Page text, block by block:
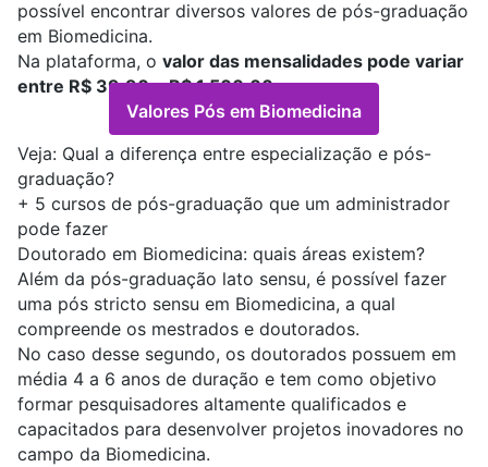
possível encontrar diversos valores de pós-graduação
em Biomedicina.
Na plataforma, o valor das mensalidades pode variar
entre R$ 39,90 e R$ 1.500,00.
Valores Pós em Biomedicina
Veja: Qual a diferença entre especialização e pós-
graduação?
+ 5 cursos de pós-graduação que um administrador
pode fazer
Doutorado em Biomedicina: quais áreas existem?
Além da pós-graduação lato sensu, é possível fazer
uma pós stricto sensu em Biomedicina, a qual
compreende os mestrados e doutorados.
No caso desse segundo, os doutorados possuem em
média 4 a 6 anos de duração e tem como objetivo
formar pesquisadores altamente qualificados e
capacitados para desenvolver projetos inovadores no
campo da Biomedicina.